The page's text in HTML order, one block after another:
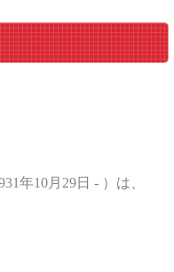
年10月29日 - ）は、